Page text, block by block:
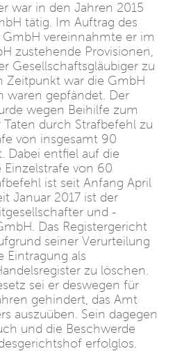
war in den Jahren 2015
tätig. Im Auftrag des
vereinnahmte er im
zustehende Provisionen,
Gesellschaftsgläubiger zu
Zeitpunkt war die GmbH
waren gepfändet. Der
wegen Beihilfe zum
durch Strafbefehl zu
von insgesamt 90
Dabei entfiel auf die
Einzelstrafe von 60
ist seit Anfang April
Januar 2017 ist der
und -
Das Registergericht
seiner Verurteilung
Eintragung als
zu löschen.
sei er deswegen für
gehindert, das Amt
auszuüben. Sein dagegen
und die Beschwerde
erfolglos.